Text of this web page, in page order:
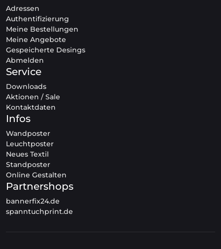
Adressen
Authentifizierung
Meine Bestellungen
Meine Angebote
Gespeicherte Desings
Abmelden
Service
Downloads
Aktionen / Sale
Kontaktdaten
Infos
Wandposter
Leuchtposter
Neues Textil
Standposter
Online Gestalten
Partnershops
bannerfix24.de
spanntuchprint.de